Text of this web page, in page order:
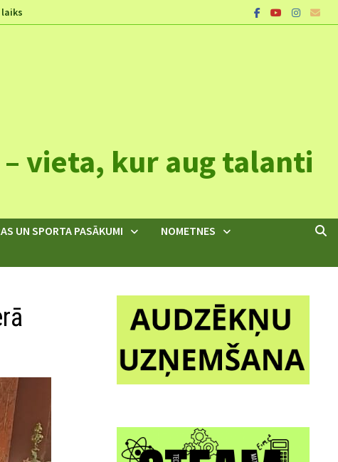
vieta, kur aug talanti
UN SPORTA PASĀKUMI
NOMETNES